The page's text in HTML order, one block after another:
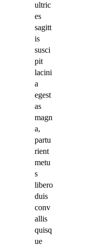
ultric
es
sagitt
is
susci
pit
lacini
a
egest
as
magn
a,
partu
rient
metu
s
libero
duis
conv
allis
quisq
ue